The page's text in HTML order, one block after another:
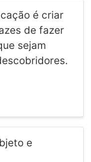
é criar
de fazer
sejam
e